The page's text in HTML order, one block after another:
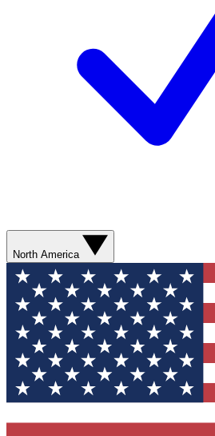
North America